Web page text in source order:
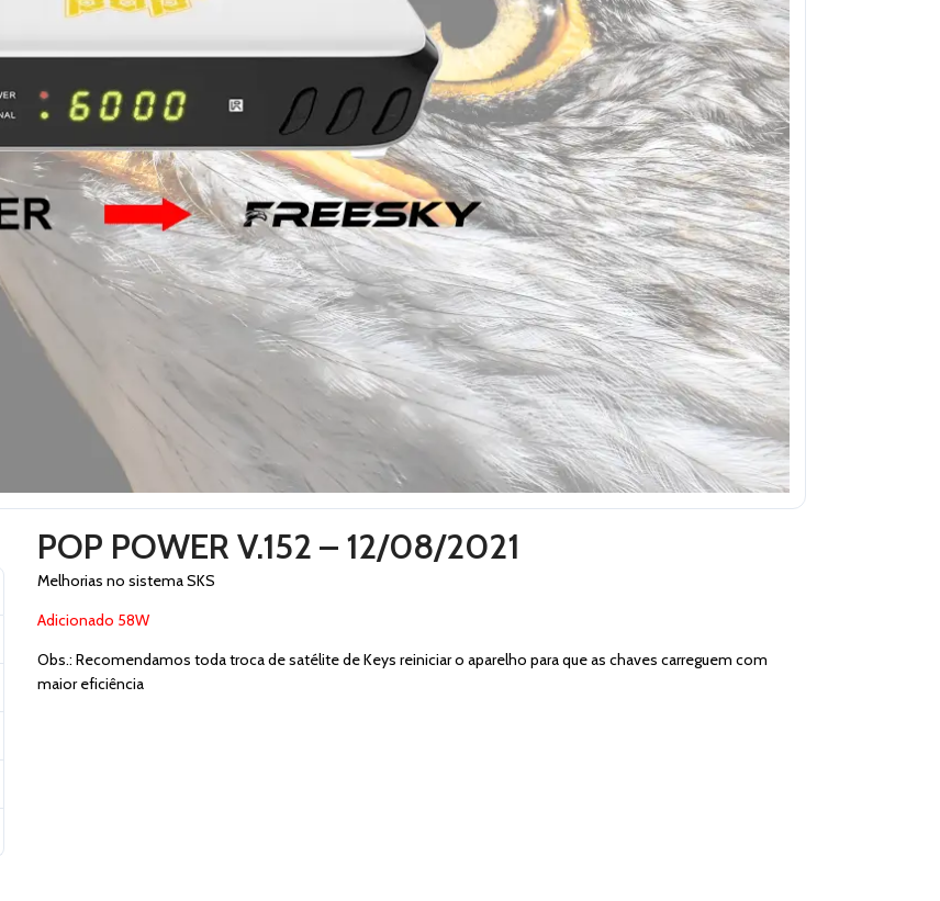
POP POWER V.152 – 12/08/2021
Melhorias no sistema SKS
Adicionado 58W
Obs.: Recomendamos toda troca de satélite de Keys reiniciar o aparelho para que as chaves carreguem com
maior eficiência